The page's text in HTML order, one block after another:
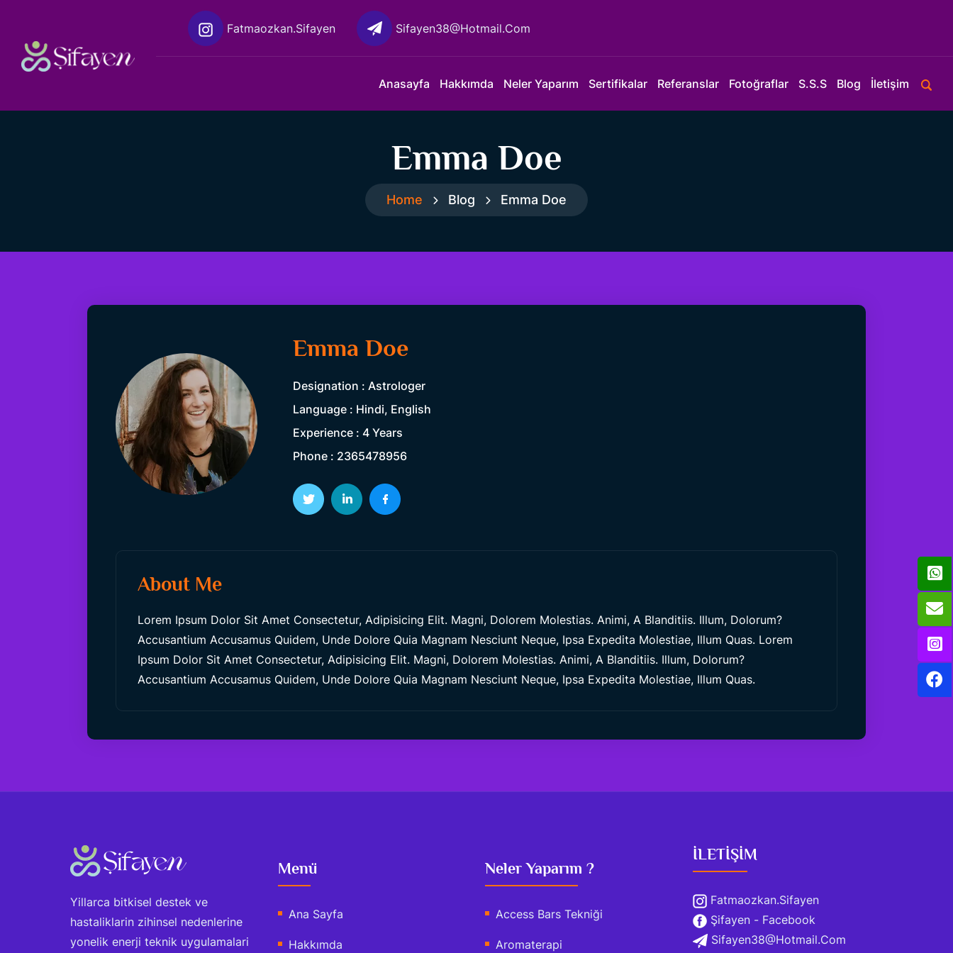
Fatmaozkan.sifayen Sifayen38@hotmail.com
Anasayfa Hakkımda Neler Yaparım Sertifikalar Referanslar Fotoğraflar S.S.S Blog İletişim
Emma Doe
Home Blog Emma Doe
Emma Doe
Designation : Astrologer
Language : Hindi, English
Experience : 4 Years
Phone : 2365478956
About Me
Lorem Ipsum Dolor Sit Amet Consectetur, Adipisicing Elit. Magni, Dolorem Molestias. Animi, A Blanditiis. Illum, Dolorum?
Accusantium Accusamus Quidem, Unde Dolore Quia Magnam Nesciunt Neque, Ipsa Expedita Molestiae, Illum Quas. Lorem
Ipsum Dolor Sit Amet Consectetur, Adipisicing Elit. Magni, Dolorem Molestias. Animi, A Blanditiis. Illum, Dolorum?
Accusantium Accusamus Quidem, Unde Dolore Quia Magnam Nesciunt Neque, Ipsa Expedita Molestiae, Illum Quas.
Yillarca bitkisel destek ve
hastaliklarin zihinsel nedenlerine
yonelik enerji teknik uygulamalari
Menü
Ana Sayfa
Hakkımda
Neler Yaparım ?
Access Bars Tekniği
Aromaterapi
İLETİŞİM
Fatmaozkan.sifayen
Şifayen - Facebook
Sifayen38@hotmail.com